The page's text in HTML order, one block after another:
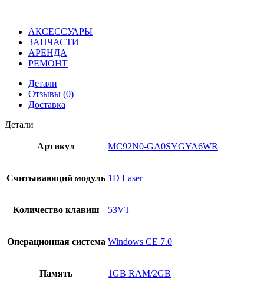
АКСЕССУАРЫ
ЗАПЧАСТИ
АРЕНДА
РЕМОНТ
Детали
Отзывы (0)
Доставка
Детали
Артикул MC92N0-GA0SYGYA6WR
Считывающий модуль 1D Laser
Количество клавиш 53VT
Операционная система Windows CE 7.0
Память 1GB RAM/2GB